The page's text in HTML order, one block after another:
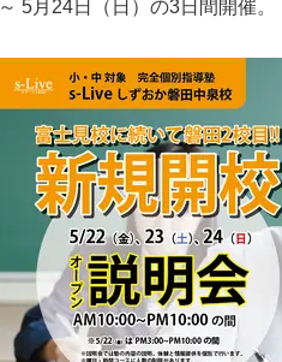
～ 5月24日（日）の3日間開催。